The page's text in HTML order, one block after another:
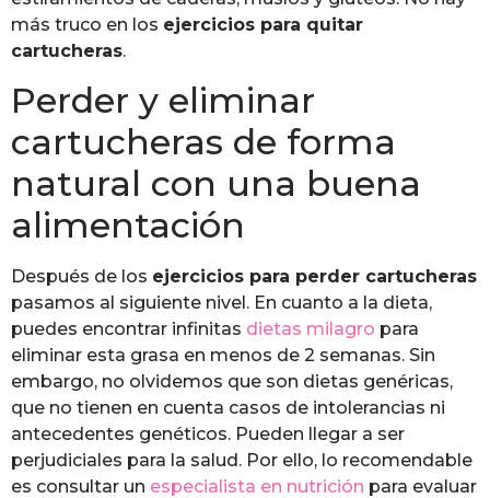
más truco en los ejercicios para quitar
cartucheras.
Perder y eliminar
cartucheras de forma
natural con una buena
alimentación
Después de los ejercicios para perder cartucheras
pasamos al siguiente nivel. En cuanto a la dieta,
puedes encontrar infinitas dietas milagro para
eliminar esta grasa en menos de 2 semanas. Sin
embargo, no olvidemos que son dietas genéricas,
que no tienen en cuenta casos de intolerancias ni
antecedentes genéticos. Pueden llegar a ser
perjudiciales para la salud. Por ello, lo recomendable
es consultar un especialista en nutrición para evaluar